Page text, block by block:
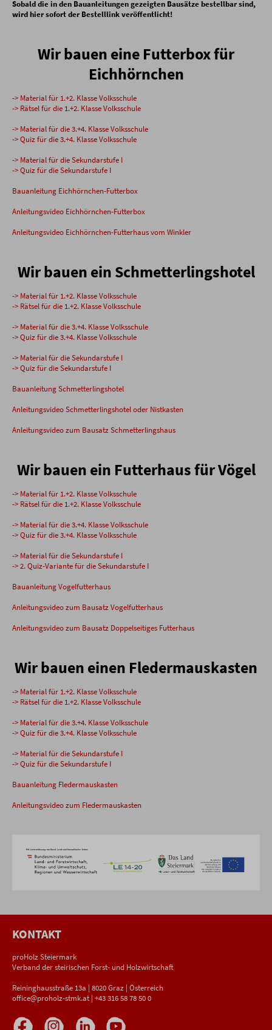
Sobald die in den Bauanleitungen gezeigten Bausätze bestellbar sind,
wird hier sofort der Bestelllink veröffentlicht!
Wir bauen eine Futterbox für
Eichhörnchen
-> Material für 1.+2. Klasse Volksschule
-> Rätsel für die 1.+2. Klasse Volksschule
-> Material für die 3.+4. Klasse Volksschule
-> Quiz für die 3.+4. Klasse Volksschule
-> Material für die Sekundarstufe I
-> Quiz für die Sekundarstufe I
Bauanleitung Eichhörnchen-Futterbox
Anleitungsvideo Eichhörnchen-Futterbox
Anleitungsvideo Eichhörnchen-Futterhaus vom Winkler
Wir bauen ein Schmetterlingshotel
-> Material für 1.+2. Klasse Volksschule
-> Rätsel für die 1.+2. Klasse Volksschule
-> Material für die 3.+4. Klasse Volksschule
-> Quiz für die 3.+4. Klasse Volksschule
-> Material für die Sekundarstufe I
-> Quiz für die Sekundarstufe I
Bauanleitung Schmetterlingshotel
Anleitungsvideo Schmetterlingshotel oder Nistkasten
Anleitungsvideo zum Bausatz Schmetterlingshaus
Wir bauen ein Futterhaus für Vögel
-> Material für 1.+2. Klasse Volksschule
-> Rätsel für die 1.+2. Klasse Volksschule
-> Material für die 3.+4. Klasse Volksschule
-> Quiz für die 3.+4. Klasse Volksschule
-> Material für die Sekundarstufe I
-> 2. Quiz-Variante für die Sekundarstufe I
Bauanleitung Vogelfutterhaus
Anleitungsvideo zum Bausatz Vogelfutterhaus
Anleitungsvideo zum Bausatz Doppelseitiges Futterhaus
Wir bauen einen Fledermauskasten
-> Material für 1.+2. Klasse Volksschule
-> Rätsel für die 1.+2. Klasse Volksschule
-> Material für die 3.+4. Klasse Volksschule
-> Quiz für die 3.+4. Klasse Volksschule
-> Material für die Sekundarstufe I
-> Quiz für die Sekundarstufe I
Bauanleitung Fledermauskasten
Anleitungsvideo zum Fledermauskasten
KONTAKT
proHolz Steiermark
Verband der steirischen Forst- und Holzwirtschaft
Reininghausstraße 13a | 8020 Graz | Österreich
office@proholz-stmk.at | +43 316 58 78 50 0